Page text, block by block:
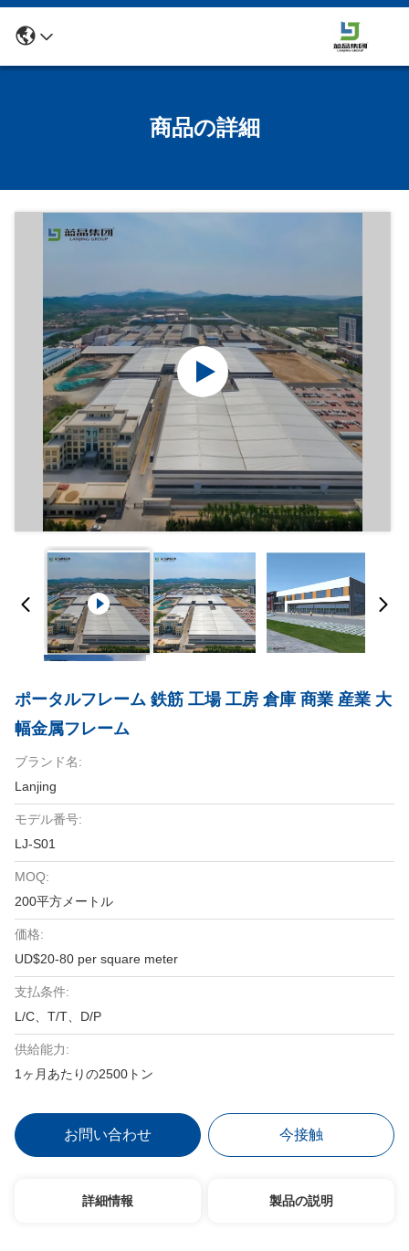
商品の詳細
ポータルフレーム 鉄筋 工場 工房 倉庫 商業 産業 大
幅金属フレーム
ブランド名:
Lanjing
モデル番号:
LJ-S01
MOQ:
200平方メートル
価格:
UD$20-80 per square meter
支払条件:
L/C、T/T、D/P
供給能力:
1ヶ月あたりの2500トン
お問い合わせ 今接触
詳細情報 製品の説明